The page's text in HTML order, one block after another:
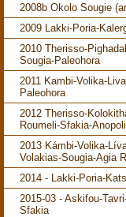
2008b Okolo Sougie
2009 Lakki-Poria-
2010 Therisso-
Sougia-Paleohora
2011 Kambi-Volika-
Paleohora
2012 Therisso-
Roumeli-Sfakia-
2013 Kámbi-Volika-
Volakias-Sougia-Agia
2014 - Lakki-Poria-
2015-03 - Askifou-
Sfakia